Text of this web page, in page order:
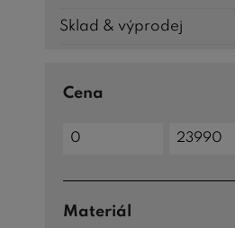
Sklad & výprodej
Cena
Cena
Cena
do
Materiál